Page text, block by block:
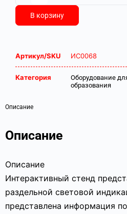
В корзину
Артикул/SKU ИС0068
Категория
Оборудование
образования
Описание
Описание
Описание
Интерактивный стенд
раздельной световой
представлена информация